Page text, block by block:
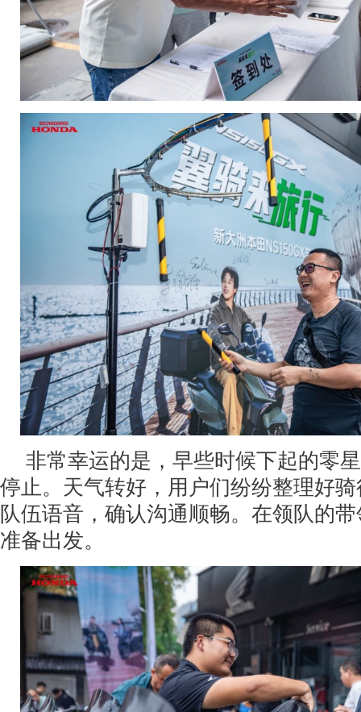
非常幸运的是，早些时候下起的零
停止。天气转好，用户们纷纷整理好
队伍语音，确认沟通顺畅。在领队的
准备出发。